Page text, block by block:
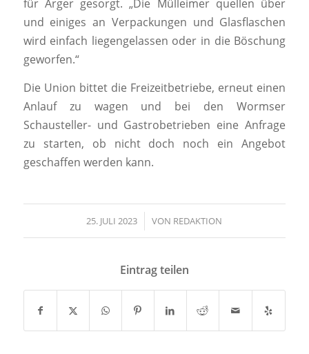
für Ärger gesorgt. „Die Mülleimer quellen über
und einiges an Verpackungen und Glasflaschen
wird einfach liegengelassen oder in die Böschung
geworfen.“
Die Union bittet die Freizeitbetriebe, erneut einen
Anlauf zu wagen und bei den Wormser
Schausteller- und Gastrobetrieben eine Anfrage
zu starten, ob nicht doch noch ein Angebot
geschaffen werden kann.
25. JULI 2023
/ VON REDAKTION
Eintrag teilen